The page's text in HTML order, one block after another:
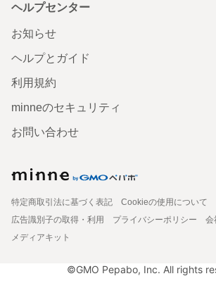
ヘルプセンター
お知らせ
ヘルプとガイド
利用規約
minneのセキュリティ
お問い合わせ
特定商取引法に基づく表記
Cookieの使用について
広告識別子の取得・利用
プライバシーポリシー 会
メディアキット
©GMO Pepabo, Inc. All rights